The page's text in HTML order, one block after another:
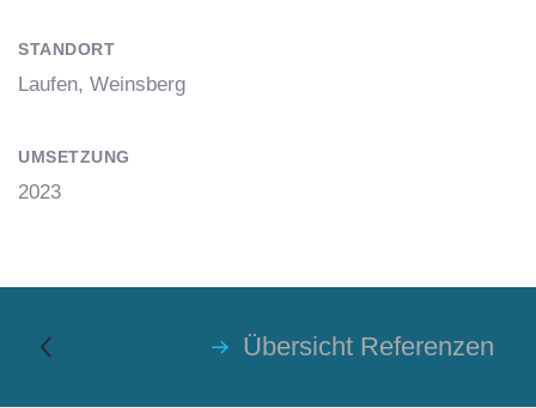
STANDORT
Laufen, Weinsberg
UMSETZUNG
2023
Übersicht Referenzen